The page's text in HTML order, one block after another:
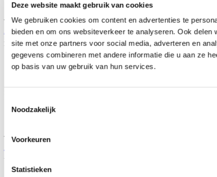
Deze website maakt gebruik van cookies
We gebruiken cookies om content en advertenties te
bieden en om ons websiteverkeer te analyseren. Ook
site met onze partners voor social media, adverteren en
gegevens combineren met andere informatie die u aan ze
op basis van uw gebruik van hun services.
Noodzakelijk
Voorkeuren
Statistieken
TIP
ABP Spatbord voorzijde (Civic 01-06 3/5drs)
Artikelcode: HDJ1101X
Vanaf
TIP